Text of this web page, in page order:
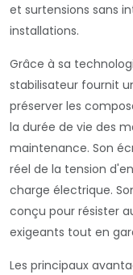
et surtensions sans
installations.
Grâce à sa
stabilisateur fournit
préserver les
la durée de vie des
maintenance. Son
réel de la tension
charge électrique.
conçu pour résister
exigeants tout en
Les principaux